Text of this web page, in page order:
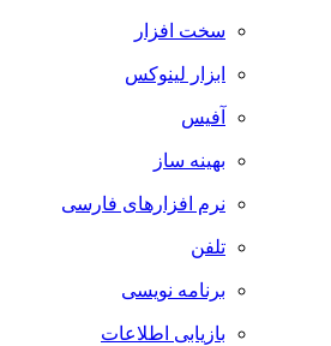
سخت افزار
ابزار لینوکس
آفیس
بهینه ساز
نرم افزارهای فارسی
تلفن
برنامه نویسی
بازیابی اطلاعات